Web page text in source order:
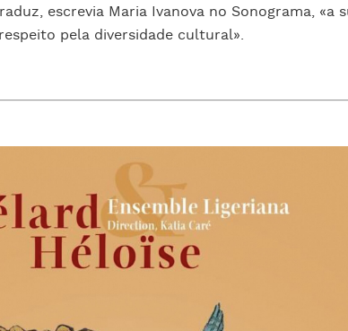
escrevia Maria Ivanova no Sonograma, «a
pela diversidade cultural».